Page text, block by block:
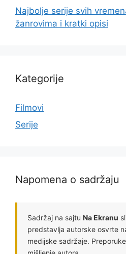
Najbolje serije svih
žanrovima i kratki opisi
Kategorije
Filmovi
Serije
Napomena o sadržaju
Sadržaj na sajtu Na Ekranu
predstavlja autorske osvrte
medijske sadržaje.